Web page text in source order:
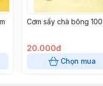
Cơm sấy chà bông
20.000đ
Chọn mua